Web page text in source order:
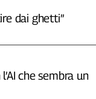
dai ghetti”
che sembra un